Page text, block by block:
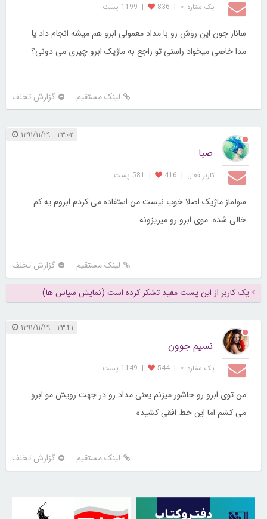
یک ستاره ⋆ |
836
| 1199 پست
ساناز جون این روش رو با مداد معمولی ابرو هم میشه انجام داد یا
مدا خاصی میخواد راستی تو راجع به ماژیک ابرو چیزی می دونی؟
لینک مستقیم گزارش تخلف
۲۳:۰۲ ۱۳۹۱/۱۱/۲۹
صبا
کاربر فعال |
416
| 581 پست
سولماز ماژیک اصلا خوب نیست من استفاده می کردم ابروم یه کم
خالی شده. موی ابرو رو میریزونه
لینک مستقیم گزارش تخلف
یک کاربر از این پست مفید تشکر کرده است (نمایش سپاس ها)
۲۳:۴۱ ۱۳۹۱/۱۱/۲۹
نسیم جوون
یک ستاره ⋆ |
544
| 1149 پست
من توی ابرو رو حاشور میزنم یعنی مداد رو در جهت رویش مو ابرو
می کشم اما این خط افقی کشیده
لینک مستقیم گزارش تخلف